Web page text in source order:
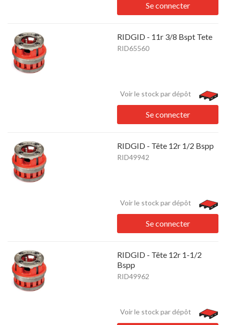
Se connecter
RIDGID - 11r 3/8 Bspt Tete
RID65560
Voir le stock par dépôt
Se connecter
RIDGID - Tête 12r 1/2 Bspp
RID49942
Voir le stock par dépôt
Se connecter
RIDGID - Tête 12r 1-1/2
Bspp
RID49962
Voir le stock par dépôt